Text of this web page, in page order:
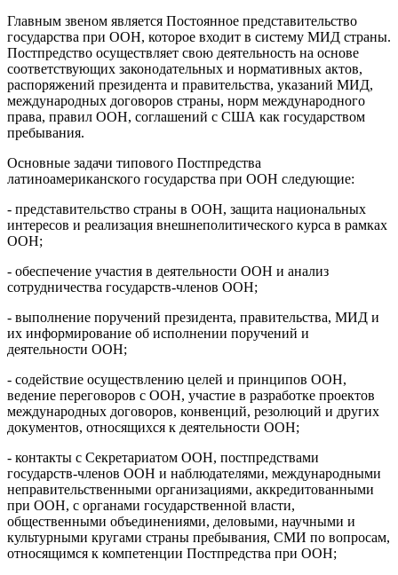
Главным звеном является Постоянное представительство
государства при ООН, которое входит в систему МИД страны.
Постпредство осуществляет свою деятельность на основе
соответствующих законодательных и нормативных актов,
распоряжений президента и правительства, указаний МИД,
международных договоров страны, норм международного
права, правил ООН, соглашений с США как государством
пребывания.
Основные задачи типового Постпредства
латиноамериканского государства при ООН следующие:
- представительство страны в ООН, защита национальных
интересов и реализация внешнеполитического курса в рамках
ООН;
- обеспечение участия в деятельности ООН и анализ
сотрудничества государств-членов ООН;
- выполнение поручений президента, правительства, МИД и
их информирование об исполнении поручений и
деятельности ООН;
- содействие осуществлению целей и принципов ООН,
ведение переговоров с ООН, участие в разработке проектов
международных договоров, конвенций, резолюций и других
документов, относящихся к деятельности ООН;
- контакты с Секретариатом ООН, постпредствами
государств-членов ООН и наблюдателями, международными
неправительственными организациями, аккредитованными
при ООН, с органами государственной власти,
общественными объединениями, деловыми, научными и
культурными кругами страны пребывания, СМИ по вопросам,
относящимся к компетенции Постпредства при ООН;